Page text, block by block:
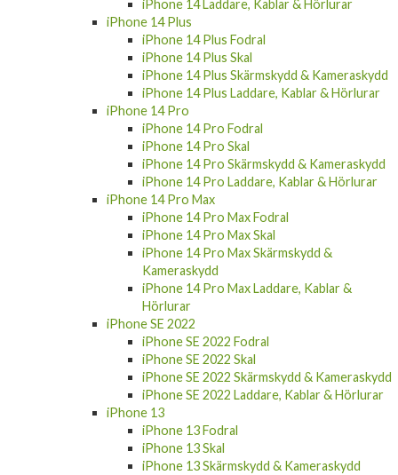
iPhone 14 Laddare, Kablar & Hörlurar
iPhone 14 Plus
iPhone 14 Plus Fodral
iPhone 14 Plus Skal
iPhone 14 Plus Skärmskydd & Kameraskydd
iPhone 14 Plus Laddare, Kablar & Hörlurar
iPhone 14 Pro
iPhone 14 Pro Fodral
iPhone 14 Pro Skal
iPhone 14 Pro Skärmskydd & Kameraskydd
iPhone 14 Pro Laddare, Kablar & Hörlurar
iPhone 14 Pro Max
iPhone 14 Pro Max Fodral
iPhone 14 Pro Max Skal
iPhone 14 Pro Max Skärmskydd &
Kameraskydd
iPhone 14 Pro Max Laddare, Kablar &
Hörlurar
iPhone SE 2022
iPhone SE 2022 Fodral
iPhone SE 2022 Skal
iPhone SE 2022 Skärmskydd & Kameraskydd
iPhone SE 2022 Laddare, Kablar & Hörlurar
iPhone 13
iPhone 13 Fodral
iPhone 13 Skal
iPhone 13 Skärmskydd & Kameraskydd